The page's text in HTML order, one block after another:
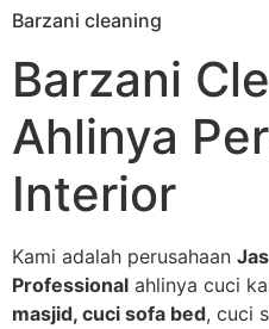
Skip
content
Barzani cleaning
Barzani
Ahlinya
Interior
Kami adalah perusahaan
Professional ahlinya cuci
masjid, cuci sofa bed, cuci